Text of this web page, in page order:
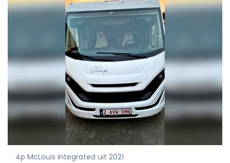
4p McLouis integrated uit 2021